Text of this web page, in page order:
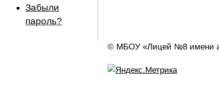
Забыли
пароль?
© МБОУ «Лицей №8 имени